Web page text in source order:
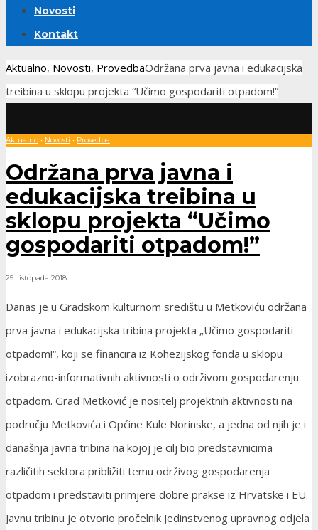
Novosti
Kontakt
Aktualno, Novosti, ProvedbaOdržana prva javna i edukacijska
treibina u sklopu projekta “Učimo gospodariti otpadom!”
Aktualno • Novosti • Provedba
Održana prva javna i
edukacijska treibina u
sklopu projekta “Učimo
gospodariti otpadom!”
25. listopada 2018.
Danas je u Gradskom kulturnom središtu u Metkoviću održana
prva javna i edukacijska tribina projekta „Učimo gospodariti
otpadom!“, koji se financira iz Kohezijskog fonda u sklopu
izobrazno-informativnih aktivnosti o održivom gospodarenju
otpadom. Grad Metković je nositelj projektnih aktivnosti na
području Metkovića i Općine Kule Norinske, a jedna od njih je i
današnja javna tribina na kojoj je cilj bio predstavnicima
različitih sektora približiti temu održivog gospodarenja
otpadom i predstaviti primjere dobre prakse iz Hrvatske i EU.
Javnu tribinu je otvorio pročelnik Jedinstvenog upravnog odjela